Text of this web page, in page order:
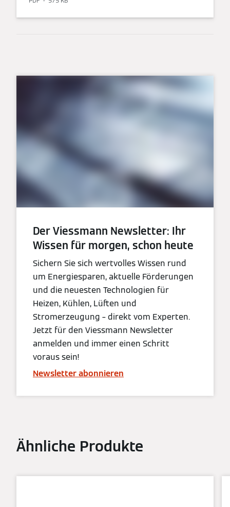
Der Viessmann Newsletter: Ihr
Wissen für morgen, schon heute
Sichern Sie sich wertvolles Wissen rund
um Energiesparen, aktuelle Förderungen
und die neuesten Technologien für
Heizen, Kühlen, Lüften und
Stromerzeugung – direkt vom Experten.
Jetzt für den Viessmann Newsletter
anmelden und immer einen Schritt
voraus sein!
Newsletter abonnieren
Ähnliche Produkte